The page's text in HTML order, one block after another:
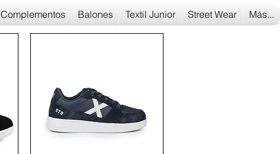
Complementos Balones Textil Junior Street Wear Más...